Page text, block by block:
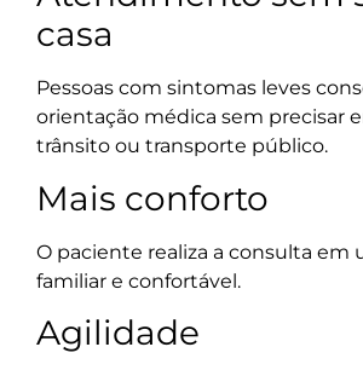
casa
Pessoas com sintomas leves
orientação médica sem precisar
trânsito ou transporte público.
Mais conforto
O paciente realiza a consulta em
familiar e confortável.
Agilidade